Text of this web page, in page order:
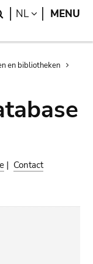
Search
NL LANGUAGE
MENU
en bibliotheken
| Contact